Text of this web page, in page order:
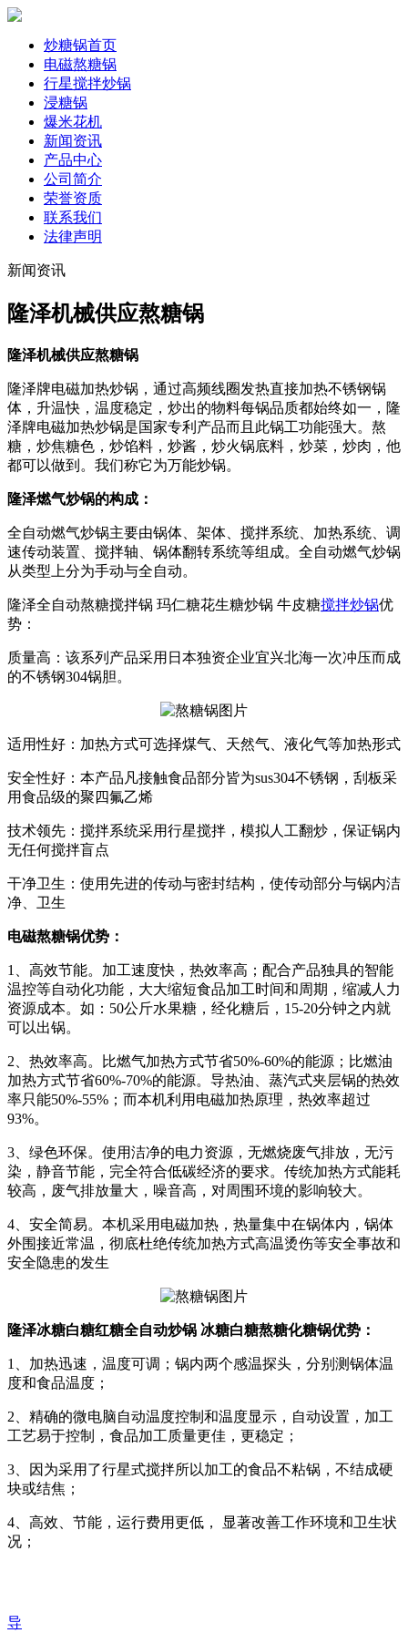
炒糖锅首页
电磁熬糖锅
行星搅拌炒锅
浸糖锅
爆米花机
新闻资讯
产品中心
公司简介
荣誉资质
联系我们
法律声明
新闻资讯
隆泽机械供应熬糖锅
隆泽机械供应熬糖锅
隆泽牌电磁加热炒锅，通过高频线圈发热直接加热不锈钢锅
体，升温快，温度稳定，炒出的物料每锅品质都始终如一，隆
泽牌电磁加热炒锅是国家专利产品而且此锅工功能强大。熬
糖，炒焦糖色，炒馅料，炒酱，炒火锅底料，炒菜，炒肉，他
都可以做到。我们称它为万能炒锅。
隆泽燃气炒锅的构成：
全自动燃气炒锅主要由锅体、架体、搅拌系统、加热系统、调
速传动装置、搅拌轴、锅体翻转系统等组成。全自动燃气炒锅
从类型上分为手动与全自动。
隆泽全自动熬糖搅拌锅 玛仁糖花生糖炒锅 牛皮糖搅拌炒锅优
势：
质量高：该系列产品采用日本独资企业宜兴北海一次冲压而成
的不锈钢304锅胆。
适用性好：加热方式可选择煤气、天然气、液化气等加热形式
安全性好：本产品凡接触食品部分皆为sus304不锈钢，刮板采
用食品级的聚四氟乙烯
技术领先：搅拌系统采用行星搅拌，模拟人工翻炒，保证锅内
无任何搅拌盲点
干净卫生：使用先进的传动与密封结构，使传动部分与锅内洁
净、卫生
电磁熬糖锅优势：
1、高效节能。加工速度快，热效率高；配合产品独具的智能
温控等自动化功能，大大缩短食品加工时间和周期，缩减人力
资源成本。如：50公斤水果糖，经化糖后，15-20分钟之内就
可以出锅。
2、热效率高。比燃气加热方式节省50%-60%的能源；比燃油
加热方式节省60%-70%的能源。导热油、蒸汽式夹层锅的热效
率只能50%-55%；而本机利用电磁加热原理，热效率超过
93%。
3、绿色环保。使用洁净的电力资源，无燃烧废气排放，无污
染，静音节能，完全符合低碳经济的要求。传统加热方式能耗
较高，废气排放量大，噪音高，对周围环境的影响较大。
4、安全简易。本机采用电磁加热，热量集中在锅体内，锅体
外围接近常温，彻底杜绝传统加热方式高温烫伤等安全事故和
安全隐患的发生
隆泽冰糖白糖红糖全自动炒锅 冰糖白糖熬糖化糖锅优势：
1、加热迅速，温度可调；锅内两个感温探头，分别测锅体温
度和食品温度；
2、精确的微电脑自动温度控制和温度显示，自动设置，加工
工艺易于控制，食品加工质量更佳，更稳定；
3、因为采用了行星式搅拌所以加工的食品不粘锅，不结成硬
块或结焦；
4、高效、节能，运行费用更低， 显著改善工作环境和卫生状
况；
导